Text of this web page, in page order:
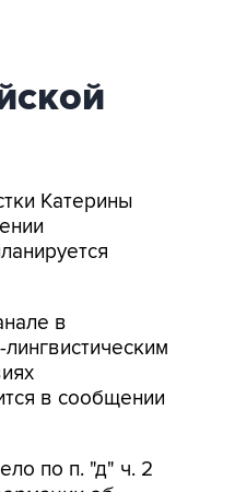
Катерины
в
в сообщении
по п. "д" ч. 2